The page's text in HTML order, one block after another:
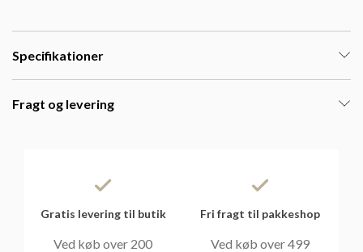
Specifikationer
Fragt og levering
Gratis levering til butik
Ved køb over 200
Fri fragt til pakkeshop
Ved køb over 499